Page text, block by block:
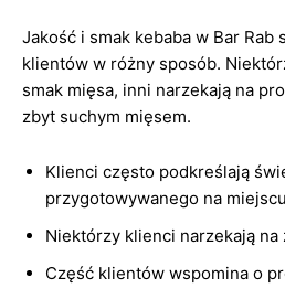
Jakość i smak kebaba w Bar Rab
klientów w różny sposób.
smak mięsa, inni narzekają na
zbyt suchym mięsem.
Klienci często podkreślają
przygotowywanego na
Niektórzy klienci narzekają na
Część klientów wspomina o